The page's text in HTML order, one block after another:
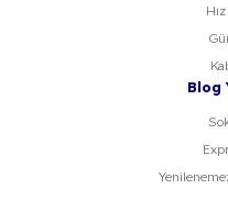
Blog